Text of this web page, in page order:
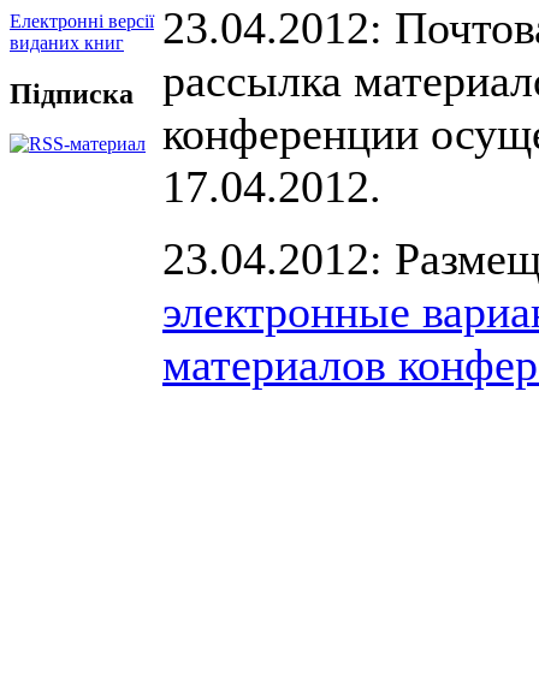
Електронні версії
виданих книг
Підписка
23.04.2012:
рассылка
конференции
17.04.2012.
23.04.2012:
электронные
материалов